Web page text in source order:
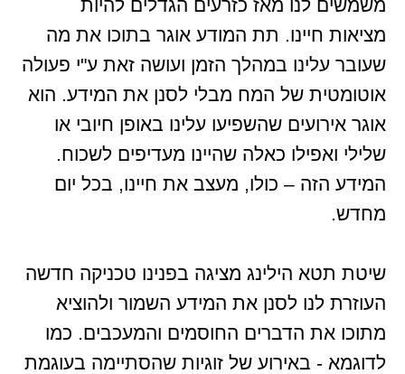
משמשים לנו מאז כזרעים הגדלים להיות
מציאות חיינו. תת המודע אוגר בתוכו את מה
שעובר עלינו במהלך הזמן ועושה זאת ע"י פעולה
אוטומטית של המח מבלי לסנן את המידע. הוא
אוגר אירועים שהשפיעו עלינו באופן חיובי או
שלילי ואפילו כאלה שהיינו מעדיפים לשכוח.
המידע הזה – כולו, מעצב את חיינו, בכל יום
מחדש.
שיטת תטא הילינג מציגה בפנינו טכניקה חדשה
העוזרת לנו לסנן את המידע השמור ולהוציא
מתוכו את הדברים החוסמים והמעכבים. כמו
לדוגמא - באירוע של זוגיות שהסתיימה בעוגמת